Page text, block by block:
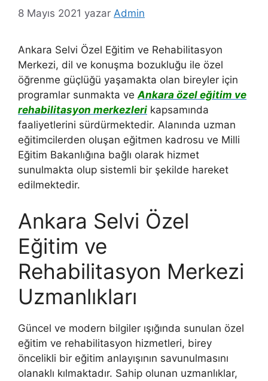
8 Mayıs 2021 yazar Admin
Ankara Selvi Özel Eğitim ve Rehabilitasyon
Merkezi, dil ve konuşma bozukluğu ile özel
öğrenme güçlüğü yaşamakta olan bireyler için
programlar sunmakta veAnkara özel eğitim ve
rehabilitasyon merkezleri kapsamında
faaliyetlerini sürdürmektedir. Alanında uzman
eğitimcilerden oluşan eğitmen kadrosu ve Milli
Eğitim Bakanlığına bağlı olarak hizmet
sunulmakta olup sistemli bir şekilde hareket
edilmektedir.
Ankara Selvi Özel
Eğitim ve
Rehabilitasyon Merkezi
Uzmanlıkları
Güncel ve modern bilgiler ışığında sunulan özel
eğitim ve rehabilitasyon hizmetleri, birey
öncelikli bir eğitim anlayışının savunulmasını
olanaklı kılmaktadır. Sahip olunan uzmanlıklar,